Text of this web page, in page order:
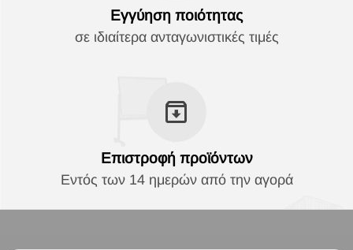
Εγγύηση ποιότητας
σε ιδιαίτερα ανταγωνιστικές τιμές
Επιστροφή προϊόντων
Εντός των 14 ημερών από την αγορά